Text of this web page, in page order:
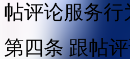
帖评论服务行
第四条 跟帖